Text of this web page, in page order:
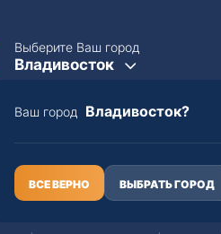
Выберите Ваш город
Владивосток
Ваш город Владивосток?
ВСЕ ВЕРНО ВЫБРАТЬ ГОРОД